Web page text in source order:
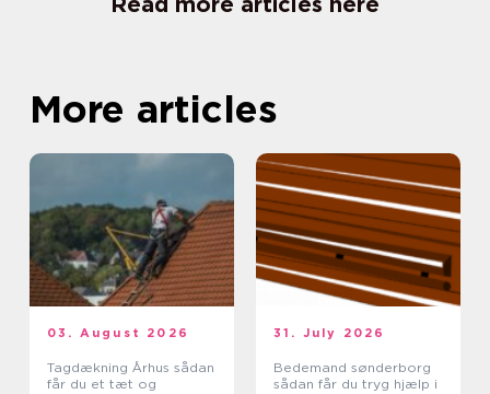
More articles
03. August 2026
Tagdækning Århus sådan
får du et tæt og
31. July 2026
Bedemand sønderborg
sådan får du tryg hjælp i